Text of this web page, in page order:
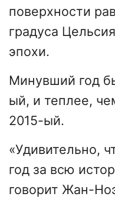
поверхности
градуса
эпохи.
Минувший год
ый, и теплее,
2015-ый.
«Удивительно,
год за всю
говорит Жан-